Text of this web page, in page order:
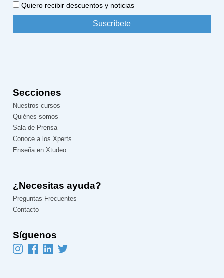
Quiero recibir descuentos y noticias
Secciones
Nuestros cursos
Quiénes somos
Sala de Prensa
Conoce a los Xperts
Enseña en Xtudeo
¿Necesitas ayuda?
Preguntas Frecuentes
Contacto
Síguenos